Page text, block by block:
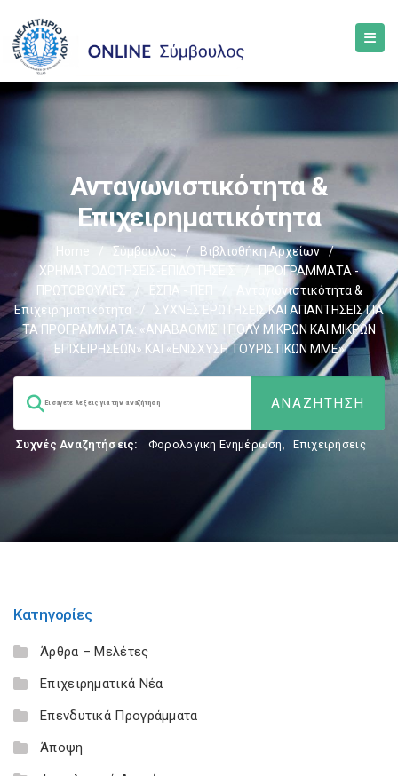
Ανταγωνιστικότητα &
Επιχειρηματικότητα
/ Σύμβουλος / Βιβλιοθήκη Αρχείων
/
ΧΡΗΜΑΤΟΔΟΤΗΣΕΙΣ-ΕΠΙΔΟΤΗΣΕΙΣ
ΠΡΟΓΡΑΜΜΑΤΑ -
ΠΡΩΤΟΒΟΥΛΙΕΣ
/ ΕΣΠΑ - ΠΕΠ
Ανταγωνιστικότητα &
Επιχειρηματικότητα
/
ΣΥΧΝΕΣ ΕΡΩΤΗΣΕΙΣ ΚΑΙ ΑΠΑΝΤΗΣΕΙΣ ΓΙΑ
ΤΑ ΠΡΟΓΡΑΜΜΑΤΑ: «ΑΝΑΒΑΘΜΙΣΗ ΠΟΛΥ ΜΙΚΡΩΝ ΚΑΙ ΜΙΚΡΩΝ
ΕΠΙΧΕΙΡΗΣΕΩΝ» ΚΑΙ «ΕΝΙΣΧΥΣΗ ΤΟΥΡΙΣΤΙΚΩΝ ΜΜΕ»
Συχνές Αναζητήσεις: Φορολογικη Ενημέρωση, Επιχειρήσεις
Κατηγορίες
Άρθρα – Μελέτες
Επιχειρηματικά Νέα
Επενδυτικά Προγράμματα
Άποψη